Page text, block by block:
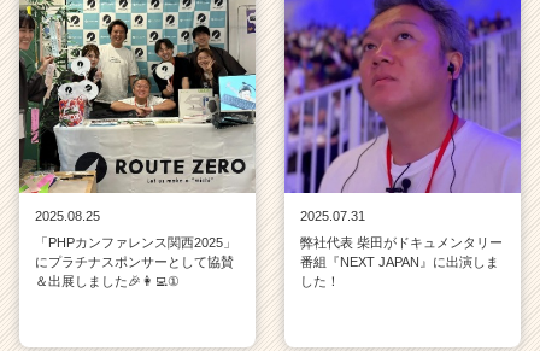
2025.08.25
「PHPカンファレンス関西2025」
にプラチナスポンサーとして協賛
＆出展しました🎉👩‍💻①
2025.07.31
弊社代表 柴田がドキュメンタリー
番組『NEXT JAPAN』に出演しま
した！